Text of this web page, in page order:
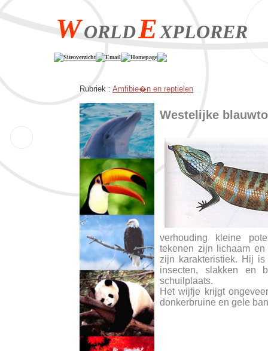
WORLDEXPLORER
Siteoverzicht Email Homepage
Rubriek : Amfibie�n en reptielen
Westelijke
verhouding kleine
tekenen zijn lichaam
zijn karakteristiek. Hij
insecten, slakken en
schuilplaats.
Het wijfje krijgt
donkerbruine en gele